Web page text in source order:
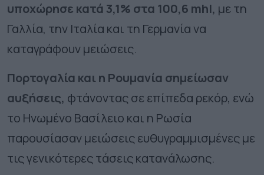
υποχώρησε κατά 3,1% στα 100,6 mhl, με τη
Γαλλία, την Ιταλία και τη Γερμανία να
καταγράφουν μειώσεις.
Πορτογαλία και η Ρουμανία σημείωσαν
αυξήσεις, φτάνοντας σε επίπεδα ρεκόρ, ενώ
το Ηνωμένο Βασίλειο και η Ρωσία
παρουσίασαν μειώσεις ευθυγραμμισμένες με
τις γενικότερες τάσεις κατανάλωσης.